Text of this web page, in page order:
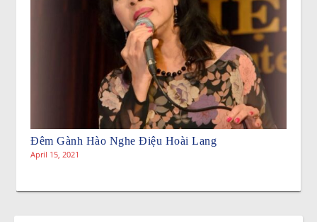
Đêm Gành Hào Nghe Điệu Hoài Lang
April 15, 2021